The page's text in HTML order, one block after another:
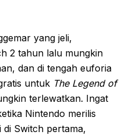
yang jeli,
2 tahun lalu mungkin
dan di tengah euforia
untuk The Legend of
terlewatkan. Ingat
Nintendo merilis
Switch pertama,